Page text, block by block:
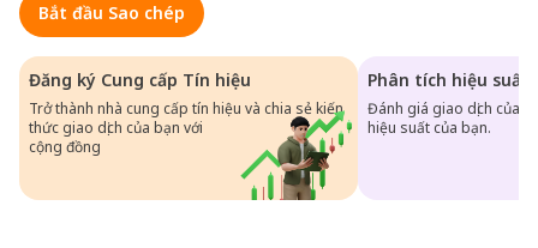
Bắt đầu Sao chép
Đăng ký Cung cấp Tín hiệu
Trở thành nhà cung cấp tín hiệu và chia sẻ kiến
thức giao dịch của bạn với
cộng đồng
Phân tích hiệu suất
Đánh giá giao dịch của
hiệu suất của bạn.